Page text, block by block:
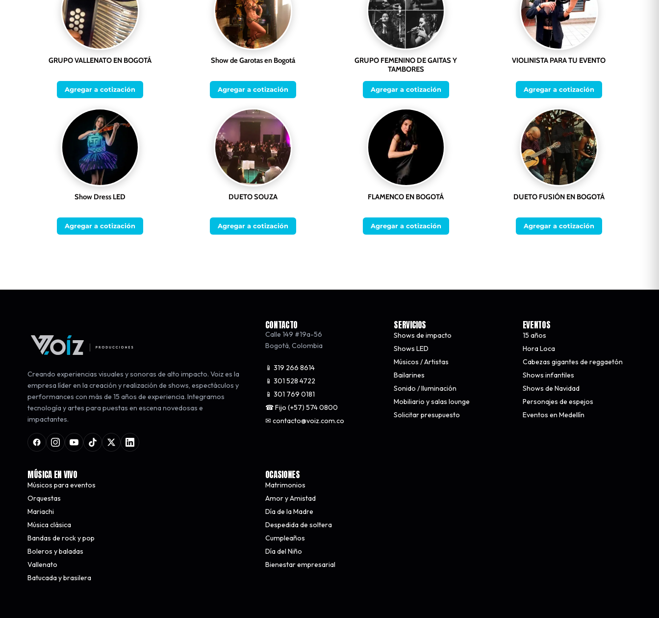
GRUPO VALLENATO EN BOGOTÁ
Agregar a cotización
Show de Garotas en Bogotá
Agregar a cotización
GRUPO FEMENINO DE GAITAS Y
TAMBORES
Agregar a cotización
VIOLINISTA PARA TU EVENTO
Agregar a cotización
Show Dress LED
Agregar a cotización
DUETO SOUZA
Agregar a cotización
FLAMENCO EN BOGOTÁ
Agregar a cotización
DUETO FUSIÓN EN BOGOTÁ
Agregar a cotización
Creando experiencias visuales y sonoras de alto impacto. Voiz es la
empresa líder en la creación y realización de shows, espectáculos y
performances con más de 15 años de experiencia. Integramos
tecnología y artes para puestas en escena novedosas e
impactantes.
CONTACTO
Calle 149 #19a-56
Bogotá, Colombia
📱 319 266 8614
📱 301 528 4722
📱 301 769 0181
☎ Fijo (+57) 574 0800
✉ contacto@voiz.com.co
SERVICIOS
Shows de impacto
Shows LED
Músicos / Artistas
Bailarines
Sonido / Iluminación
Mobiliario y salas lounge
Solicitar presupuesto
EVENTOS
15 años
Hora Loca
Cabezas gigantes de reggaetón
Shows infantiles
Shows de Navidad
Personajes de espejos
Eventos en Medellín
MÚSICA EN VIVO
Músicos para eventos
Orquestas
Mariachi
Música clásica
Bandas de rock y pop
Boleros y baladas
Vallenato
Batucada y brasilera
OCASIONES
Matrimonios
Amor y Amistad
Día de la Madre
Despedida de soltera
Cumpleaños
Día del Niño
Bienestar empresarial